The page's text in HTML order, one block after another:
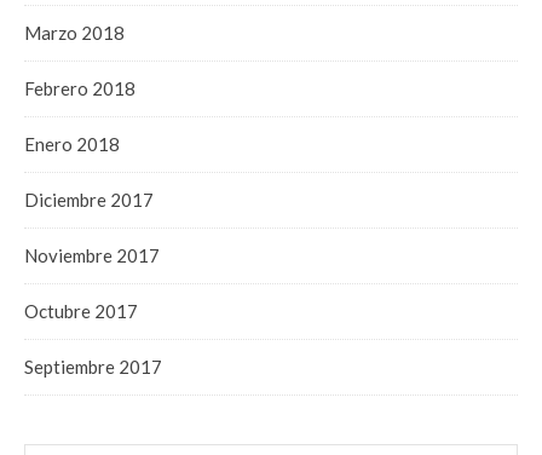
Marzo 2018
Febrero 2018
Enero 2018
Diciembre 2017
Noviembre 2017
Octubre 2017
Septiembre 2017